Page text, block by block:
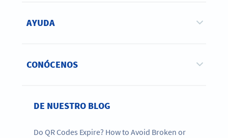
AYUDA
CONÓCENOS
DE NUESTRO BLOG
Do QR Codes Expire? How to Avoid Broken or